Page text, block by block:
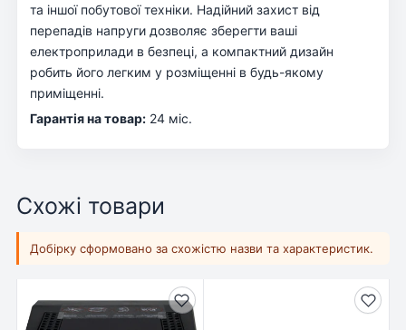
та іншої побутової техніки. Надійний захист від
перепадів напруги дозволяє зберегти ваші
електроприлади в безпеці, а компактний дизайн
робить його легким у розміщенні в будь-якому
приміщенні.
Гарантія на товар: 24 міс.
Схожі товари
Добірку сформовано за схожістю назви та характеристик.